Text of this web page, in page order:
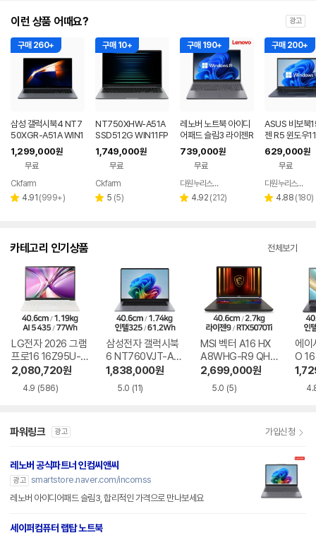
이런 상품 어때요? 광고
구매 260+
삼성 갤럭시북4 NT7
50XGR-A51A WIN1
1 FPP(버젼UP설치)
업무용 학생용 사무용
노트북 문스톤그레이
1,299,000원
무료
페이
Ckfarm
별 4.91 리
(999+)
구매 10+
NT750XHW-A51A
SSD512G WIN11FP
P(버젼UP설치) 삼성
전자 갤럭시북5 노트
1,749,000원
무료
Ckfarm
별 5 리
(5)
구매 190+
레노버 노트북 아이디
어패드 슬림3 라이젠R
5 8GB 256GB 윈도
우11
739,000원
무료
페이
다원누리스토어
별 4.92 리
(212)
구매 200+
ASUS 비보북
젠 R5 윈도우
근무 싼 노트북
629,000원
무료
다원누리스토어
별 4.88 리
(180)
카테고리 인기상품 전체보기
LG전자 2026 그램
프로16 16Z95U-G
S5WK
2,080,720원
4.9 (586)
삼성전자 갤럭시북
6 NT760VJT-A51
A
1,838,000원
5.0 (11)
MSI 벡터 A16 HX
A8WHG-R9 QHD
+
2,699,000원
5.0 (5)
에이
O
1-
파워링크 광고 가입신청
레노버 공식파트너 인컴씨앤씨
광고 smartstore.naver.com/incomss
레노버 아이디어패드 슬림3, 합리적인 가격으로 만나보세요
세이퍼컴퓨터 랩탑 노트북